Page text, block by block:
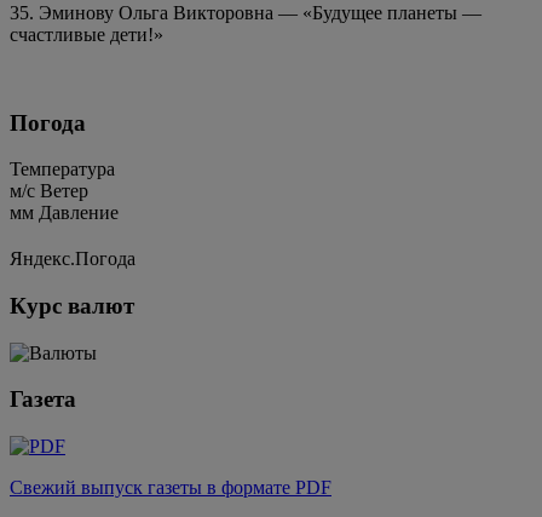
35. Эминову Ольга Викторовна — «Будущее планеты —
счастливые дети!»
Погода
Температура
м/c Ветер
мм Давление
Яндекс.Погода
Курс валют
Газета
Свежий выпуск газеты в формате PDF